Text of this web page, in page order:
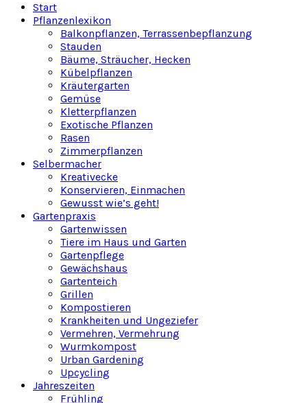
Start
Pflanzenlexikon
Balkonpflanzen, Terrassenbepflanzung
Stauden
Bäume, Sträucher, Hecken
Kübelpflanzen
Kräutergarten
Gemüse
Kletterpflanzen
Exotische Pflanzen
Rasen
Zimmerpflanzen
Selbermacher
Kreativecke
Konservieren, Einmachen
Gewusst wie’s geht!
Gartenpraxis
Gartenwissen
Tiere im Haus und Garten
Gartenpflege
Gewächshaus
Gartenteich
Grillen
Kompostieren
Krankheiten und Ungeziefer
Vermehren, Vermehrung
Wurmkompost
Urban Gardening
Upcycling
Jahreszeiten
Frühling